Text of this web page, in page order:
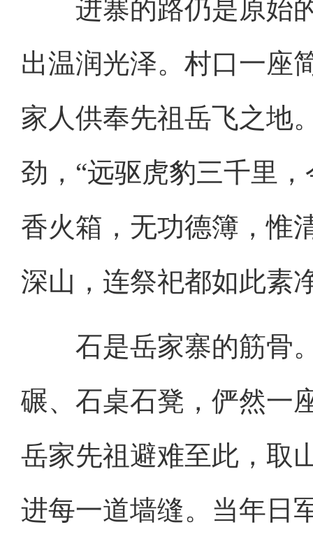
进寨的路仍是原始的
出温润光泽。村口一座
家人供奉先祖岳飞之地
劲，“远驱虎豹三千里
香火箱，无功德簿，惟
深山，连祭祀都如此素
石是岳家寨的筋骨。
碾、石桌石凳，俨然一
岳家先祖避难至此，取
进每一道墙缝。当年日